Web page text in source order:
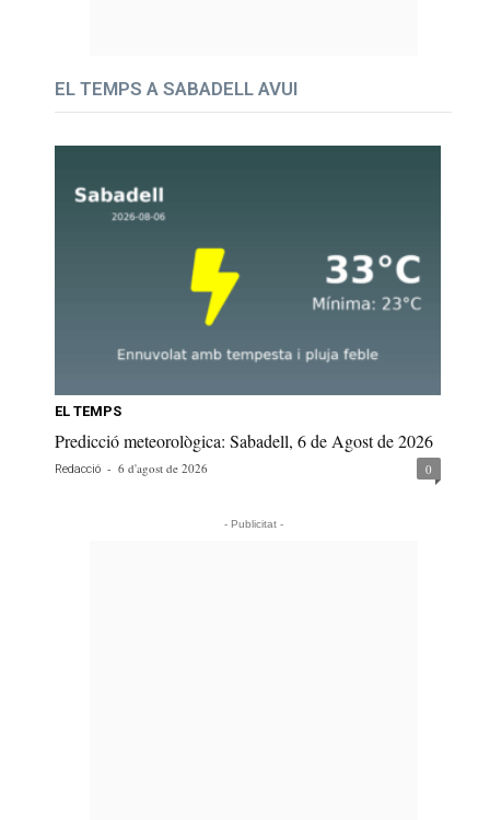
EL TEMPS A SABADELL AVUI
EL TEMPS
Predicció meteorològica: Sabadell, 6 de Agost de 2026
Redacció - 6 d'agost de 2026 0
- Publicitat -